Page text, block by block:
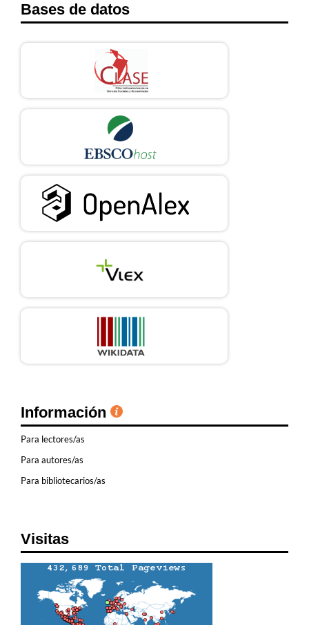
Bases de datos
Información
Para lectores/as
Para autores/as
Para bibliotecarios/as
Visitas